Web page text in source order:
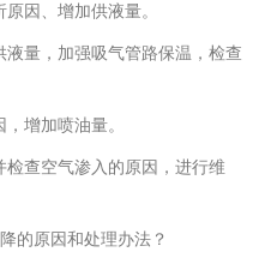
因、增加供液量。
液量，加强吸气管路保温，检查
增加喷油量。
检查空气渗入的原因，进行维
的原因和处理办法？